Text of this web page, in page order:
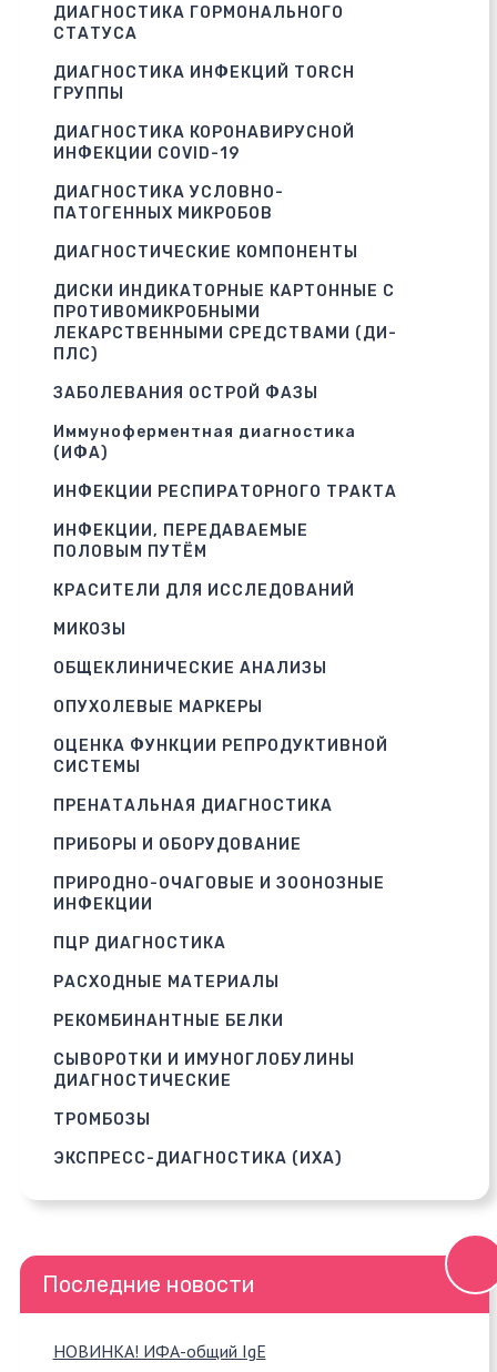
ДИАГНОСТИКА ГОРМОНАЛЬНОГО
СТАТУСА
ДИАГНОСТИКА ИНФЕКЦИЙ TORCH
ГРУППЫ
ДИАГНОСТИКА КОРОНАВИРУСНОЙ
ИНФЕКЦИИ COVID-19
ДИАГНОСТИКА УСЛОВНО-
ПАТОГЕННЫХ МИКРОБОВ
ДИАГНОСТИЧЕСКИЕ КОМПОНЕНТЫ
ДИСКИ ИНДИКАТОРНЫЕ КАРТОННЫЕ С
ПРОТИВОМИКРОБНЫМИ
ЛЕКАРСТВЕННЫМИ СРЕДСТВАМИ (ДИ-
ПЛС)
ЗАБОЛЕВАНИЯ ОСТРОЙ ФАЗЫ
Иммуноферментная диагностика
(ИФА)
ИНФЕКЦИИ РЕСПИРАТОРНОГО ТРАКТА
ИНФЕКЦИИ, ПЕРЕДАВАЕМЫЕ
ПОЛОВЫМ ПУТЁМ
КРАСИТЕЛИ ДЛЯ ИССЛЕДОВАНИЙ
МИКОЗЫ
ОБЩЕКЛИНИЧЕСКИЕ АНАЛИЗЫ
ОПУХОЛЕВЫЕ МАРКЕРЫ
ОЦЕНКА ФУНКЦИИ РЕПРОДУКТИВНОЙ
СИСТЕМЫ
ПРЕНАТАЛЬНАЯ ДИАГНОСТИКА
ПРИБОРЫ И ОБОРУДОВАНИЕ
ПРИРОДНО-ОЧАГОВЫЕ И ЗООНОЗНЫЕ
ИНФЕКЦИИ
ПЦР ДИАГНОСТИКА
РАСХОДНЫЕ МАТЕРИАЛЫ
РЕКОМБИНАНТНЫЕ БЕЛКИ
СЫВОРОТКИ И ИМУНОГЛОБУЛИНЫ
ДИАГНОСТИЧЕСКИЕ
ТРОМБОЗЫ
ЭКСПРЕСС-ДИАГНОСТИКА (ИХА)
Последние новости
НОВИНКА! ИФА-общий IgE